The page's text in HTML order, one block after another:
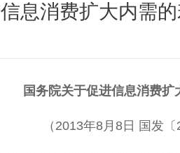
息消费扩大内需
国务院关于促进信息消费扩
（2013年8月8日 国发〔